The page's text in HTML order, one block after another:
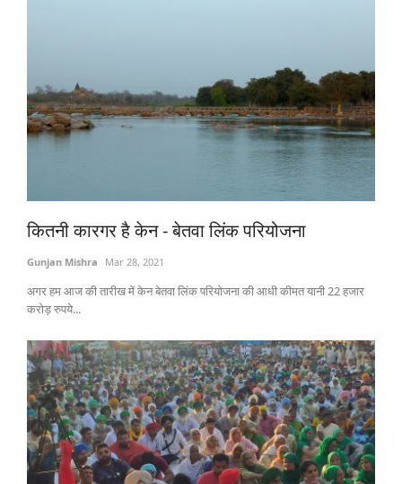
Agri Start-Ups
Language
कितनी कारगर है केन - बेतवा लिंक परियोजना
Gunjan Mishra Mar 28, 2021
अगर हम आज की तारीख में केन बेतवा लिंक परियोजना की आधी कीमत यानी 22 हजार
करोड़ रुपये...